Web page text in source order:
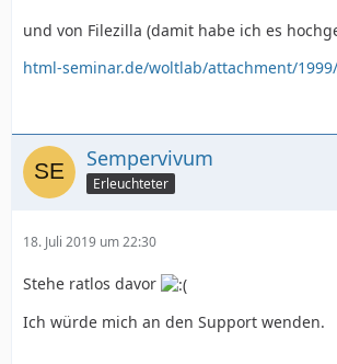
und von Filezilla (damit habe ich es
html-seminar.de/woltlab/attachment/1999/
Sempervivum
Erleuchteter
18. Juli 2019 um 22:30
Stehe ratlos davor
Ich würde mich an den Support wenden.